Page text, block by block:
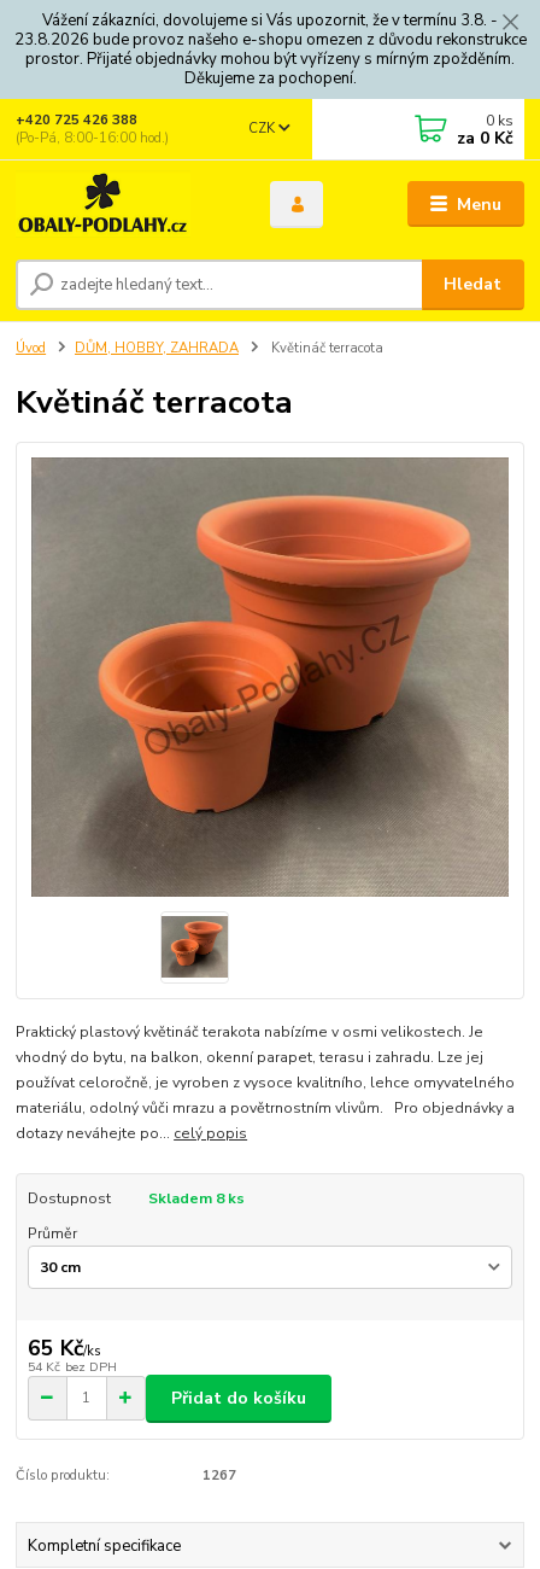
Vážení zákazníci, dovolujeme si Vás upozornit, že v termínu 3.8. -
23.8.2026 bude provoz našeho e-shopu omezen z důvodu rekonstrukce
prostor. Přijaté objednávky mohou být vyřízeny s mírným zpožděním.
Děkujeme za pochopení.
Menu
CZK
Hledat
+420 725 426 388
(Po-Pá, 8:00-16:00 hod.)
0 ks
za 0 Kč
Úvod DŮM, HOBBY, ZAHRADA Květináč terracota
Květináč terracota
Praktický plastový květináč terakota nabízíme v osmi velikostech. Je
vhodný do bytu, na balkon, okenní parapet, terasu i zahradu. Lze jej
používat celoročně, je vyroben z vysoce kvalitního, lehce omyvatelného
materiálu, odolný vůči mrazu a povětrnostním vlivům. Pro objednávky a
dotazy neváhejte po... celý popis
Dostupnost
Skladem 8 ks
Průměr
65 Kč/ks
54 Kč bez DPH
Přidat do košíku
Číslo produktu: 1267
Kompletní specifikace